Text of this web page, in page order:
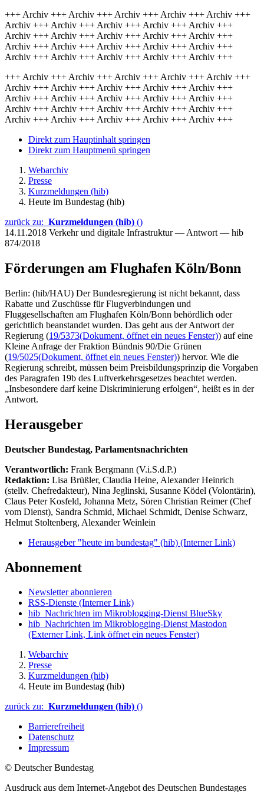
+++ Archiv +++ Archiv +++ Archiv +++ Archiv +++ Archiv +++
Archiv +++ Archiv +++ Archiv +++ Archiv +++ Archiv +++
Archiv +++ Archiv +++ Archiv +++ Archiv +++ Archiv +++
Archiv +++ Archiv +++ Archiv +++ Archiv +++ Archiv +++
Archiv +++ Archiv +++ Archiv +++ Archiv +++ Archiv +++
+++ Archiv +++ Archiv +++ Archiv +++ Archiv +++ Archiv +++
Archiv +++ Archiv +++ Archiv +++ Archiv +++ Archiv +++
Archiv +++ Archiv +++ Archiv +++ Archiv +++ Archiv +++
Archiv +++ Archiv +++ Archiv +++ Archiv +++ Archiv +++
Archiv +++ Archiv +++ Archiv +++ Archiv +++ Archiv +++
Direkt zum Hauptinhalt springen
Direkt zum Hauptmenü springen
Webarchiv
Presse
Kurzmeldungen (hib)
Heute im Bundestag (hib)
zurück zu: Kurzmeldungen (hib) ()
14.11.2018 Verkehr und digitale Infrastruktur — Antwort — hib
874/2018
Förderungen am Flughafen Köln/Bonn
Berlin: (hib/HAU) Der Bundesregierung ist nicht bekannt, dass
Rabatte und Zuschüsse für Flugverbindungen und
Fluggesellschaften am Flughafen Köln/Bonn behördlich oder
gerichtlich beanstandet wurden. Das geht aus der Antwort der
Regierung (19/5373(Dokument, öffnet ein neues Fenster)) auf eine
Kleine Anfrage der Fraktion Bündnis 90/Die Grünen
(19/5025(Dokument, öffnet ein neues Fenster)) hervor. Wie die
Regierung schreibt, müssen beim Preisbildungsprinzip die Vorgaben
des Paragrafen 19b des Luftverkehrsgesetzes beachtet werden.
„Insbesondere darf keine Diskriminierung erfolgen“, heißt es in der
Antwort.
Herausgeber
Deutscher Bundestag, Parlamentsnachrichten
Verantwortlich: Frank Bergmann (V.i.S.d.P.)
Redaktion: Lisa Brüßler, Claudia Heine, Alexander Heinrich
(stellv. Chefredakteur), Nina Jeglinski, Susanne Ködel (Volontärin),
Claus Peter Kosfeld, Johanna Metz, Sören Christian Reimer (Chef
vom Dienst), Sandra Schmid, Michael Schmidt, Denise Schwarz,
Helmut Stoltenberg, Alexander Weinlein
Herausgeber "heute im bundestag" (hib) (Interner Link)
Abonnement
Newsletter abonnieren
RSS-Dienste (Interner Link)
hib_Nachrichten im Mikroblogging-Dienst BlueSky
hib_Nachrichten im Mikroblogging-Dienst Mastodon
(Externer Link, Link öffnet ein neues Fenster)
Webarchiv
Presse
Kurzmeldungen (hib)
Heute im Bundestag (hib)
zurück zu: Kurzmeldungen (hib) ()
Barrierefreiheit
Datenschutz
Impressum
© Deutscher Bundestag
Ausdruck aus dem Internet-Angebot des Deutschen Bundestages